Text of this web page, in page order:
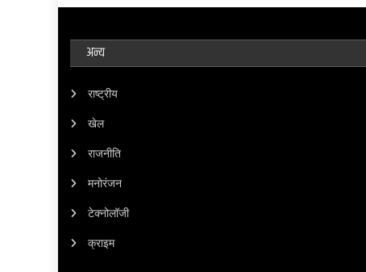
अन्य
राष्ट्रीय
खेल
राजनीति
मनोरंजन
टेक्नोलॉजी
क्राइम